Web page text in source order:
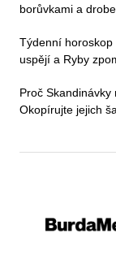
borůvkami a
Týdenní
uspějí a Ryby
Proč
Okopírujte jejich